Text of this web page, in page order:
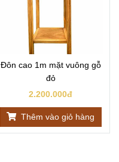
Đôn cao 1m mặt vuông gỗ
đỏ
2.200.000đ
Thêm vào giỏ hàng